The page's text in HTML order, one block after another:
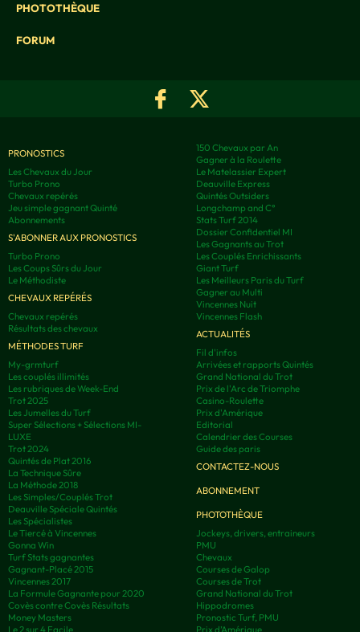
PHOTOTHÈQUE
FORUM
PRONOSTICS
Les Chevaux du Jour
Turbo Prono
Chevaux repérés
Jeu simple gagnant Quinté
Abonnements
S'ABONNER AUX PRONOSTICS
Turbo Prono
Les Coups Sûrs du Jour
Le Méthodiste
CHEVAUX REPÉRÉS
Chevaux repérés
Résultats des chevaux
MÉTHODES TURF
My-grmturf
Les couplés illimités
Les rubriques de Week-End
Trot 2025
Les Jumelles du Turf
Super Sélections + Sélections MI-
LUXE
Trot 2024
Quintés de Plat 2016
La Technique Sûre
La Méthode 2018
Les Simples/Couplés Trot
Deauville Spéciale Quintés
Les Spécialistes
Le Tiercé à Vincennes
Gonna Win
Turf Stats gagnantes
Gagnant-Placé 2015
Vincennes 2017
La Formule Gagnante pour 2020
Covès contre Covès Résultats
Money Masters
Le 2 sur 4 Facile
150 Chevaux par An
Gagner à la Roulette
Le Matelassier Expert
Deauville Express
Quintés Outsiders
Longchamp and C°
Stats Turf 2014
Dossier Confidentiel MI
Les Gagnants au Trot
Les Couplés Enrichissants
Giant Turf
Les Meilleurs Paris du Turf
Gagner au Multi
Vincennes Nuit
Vincennes Flash
ACTUALITÉS
Fil d'infos
Arrivées et rapports Quintés
Grand National du Trot
Prix de l'Arc de Triomphe
Casino-Roulette
Prix d'Amérique
Editorial
Calendrier des Courses
Guide des paris
CONTACTEZ-NOUS
ABONNEMENT
PHOTOTHÈQUE
Jockeys, drivers, entraineurs
PMU
Chevaux
Courses de Galop
Courses de Trot
Grand National du Trot
Hippodromes
Pronostic Turf, PMU
Prix d’Amérique